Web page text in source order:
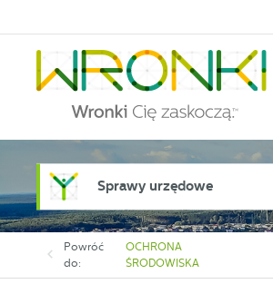
Sprawy urzędowe
Powróć
do:
OCHRONA
ŚRODOWISKA